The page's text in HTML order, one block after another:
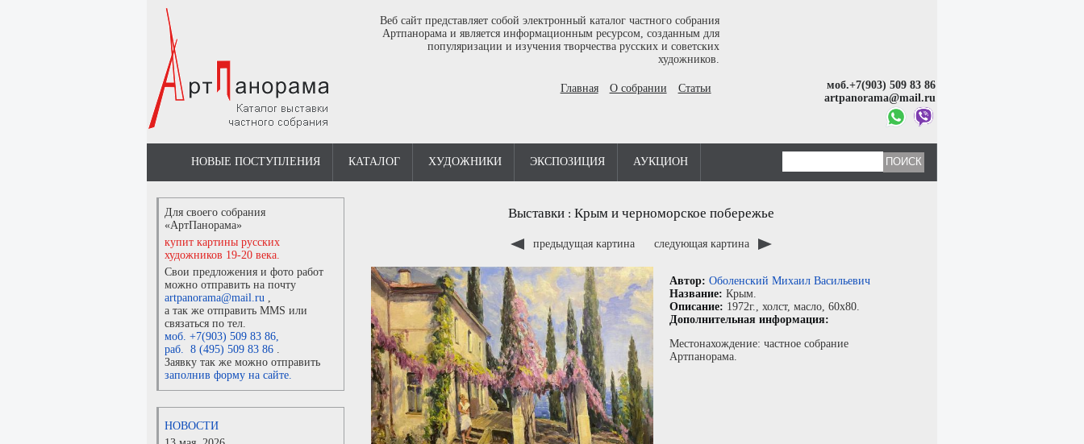
Веб сайт представляет собой электронный каталог частного собрания
Артпанорама и является информационным ресурсом, созданным для
популяризации и изучения творчества русских и советских
художников.
Главная О собрании Статьи
моб.+7(903) 509 83 86
artpanorama@mail.ru
НОВЫЕ ПОСТУПЛЕНИЯ КАТАЛОГ ХУДОЖНИКИ ЭКСПОЗИЦИЯ АУКЦИОН
Для своего собрания
«АртПанорама»
купит картины русских
художников 19-20 века.
Свои предложения и фото работ
можно отправить на почту
artpanorama@mail.ru ,
а так же отправить MMS или
связаться по тел.
моб. +7(903) 509 83 86,
раб. 8 (495) 509 83 86 .
Заявку так же можно отправить
заполнив форму на сайте.
НОВОСТИ
Выставки: Крым и черноморское побережье
предыдущая картина следующая картина
Автор: Оболенский Михаил Васильевич
Название: Крым.
Описание: 1972г., холст, масло, 60x80.
Дополнительная информация:
Местонахождение: частное собрание
Артпанорама.